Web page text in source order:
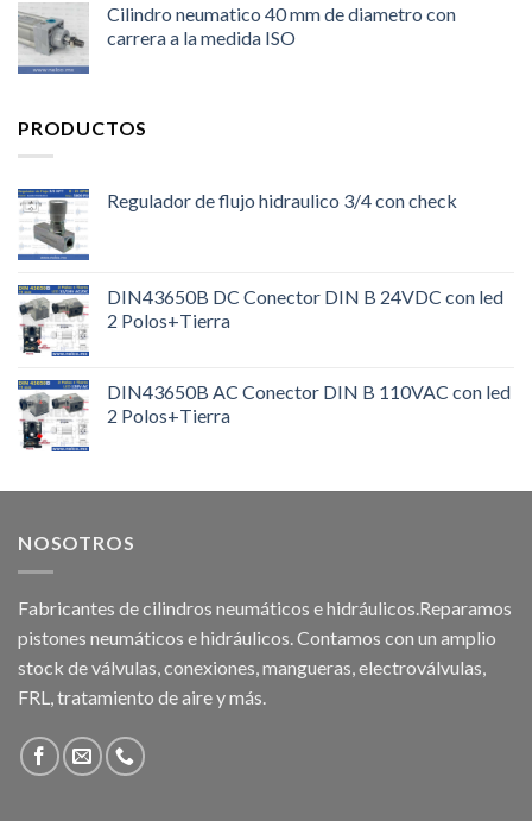
Cilindro neumatico 40 mm de diametro con
carrera a la medida ISO
PRODUCTOS
Regulador de flujo hidraulico 3/4 con check
DIN43650B DC Conector DIN B 24VDC con led
2 Polos+Tierra
DIN43650B AC Conector DIN B 110VAC con led
2 Polos+Tierra
NOSOTROS
Fabricantes de cilindros neumáticos e hidráulicos.Reparamos
pistones neumáticos e hidráulicos. Contamos con un amplio
stock de válvulas, conexiones, mangueras, electroválvulas,
FRL, tratamiento de aire y más.